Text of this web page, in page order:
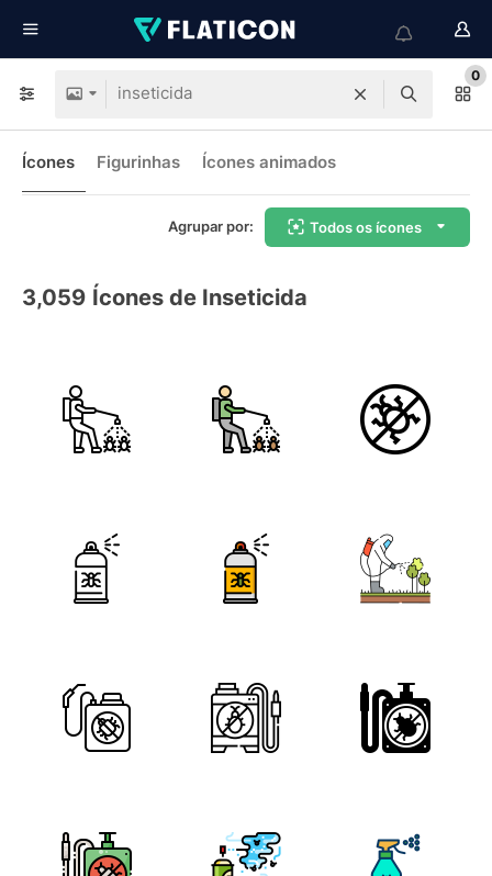
0
Ícones Figurinhas Ícones animados
Agrupar por: Todos os ícones
3,059 Ícones de Inseticida